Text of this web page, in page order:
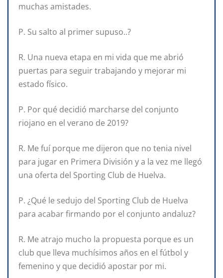
muchas amistades.
P. Su salto al primer supuso..?
R. Una nueva etapa en mi vida que me abrió
puertas para seguir trabajando y mejorar mi
estado físico.
P. Por qué decidió marcharse del conjunto
riojano en el verano de 2019?
R. Me fuí porque me dijeron que no tenia nivel
para jugar en Primera División y a la vez me llegó
una oferta del Sporting Club de Huelva.
P. ¿Qué le sedujo del Sporting Club de Huelva
para acabar firmando por el conjunto andaluz?
R. Me atrajo mucho la propuesta porque es un
club que lleva muchísimos años en el fútbol y
femenino y que decidió apostar por mi.